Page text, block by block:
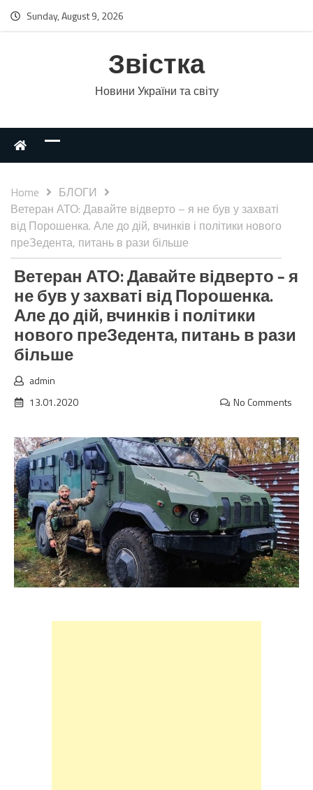
Sunday, August 9, 2026
Звістка
Новини України та світу
Home
БЛОГИ
Ветеран АТО: Давайте відверто – я не був у захваті
від Порошенка. Але до дій, вчинків і політики нового
преЗедента, питань в рази більше
Ветеран АТО: Давайте відверто – я
не був у захваті від Порошенка.
Але до дій, вчинків і політики
нового преЗедента, питань в рази
більше
admin
13.01.2020
No Comments